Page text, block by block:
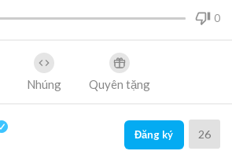
0
Nhúng Quyên tặng
Đăng ký 26